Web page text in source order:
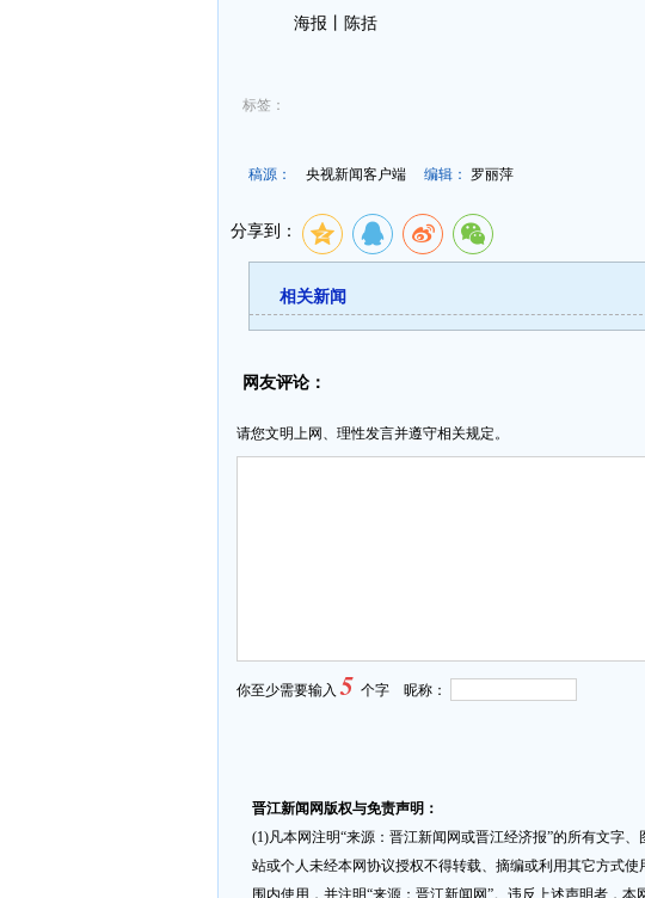
海报丨陈括
标签：
稿源： 央视新闻客户端 编辑： 罗丽萍
分享到：
相关新闻
网友评论：
请您文明上网、理性发言并遵守相关规定。
你至少需要输入5 个字 昵称：
晋江新闻网版权与免责声明：
(1)凡本网注明“来源：晋江新闻网或晋江经济报”的所有文字
站或个人未经本网协议授权不得转载、摘编或利用其它方式
围内使用，并注明“来源：晋江新闻网”。违反上述声明者，本